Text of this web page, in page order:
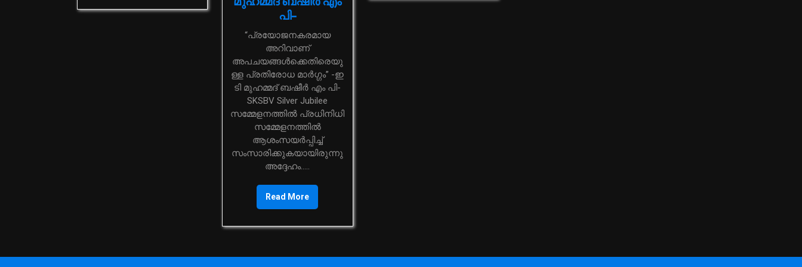
പി-
“പ്രയോജനകരമായ
അറിവാണ്
അപചയങ്ങൾക്കെതിരെയു
ള്ള പ്രതിരോധ മാര്‍ഗ്ഗം” -ഇ
ടി മുഹമ്മദ് ബഷീര്‍ എം പി-
SKSBV Silver Jubilee
സമ്മേളനത്തിൽ പ്രധിനിധി
സമ്മേളനത്തിൽ
ആശംസയര്‍പ്പിച്ച്
സംസാരിക്കുകയായിരുന്നു
അദ്ദേഹം.....
Read More